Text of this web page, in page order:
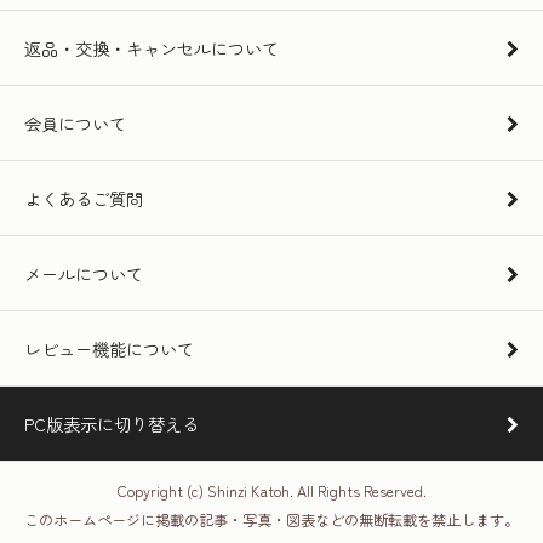
返品・交換・キャンセルについて
会員について
よくあるご質問
メールについて
レビュー機能について
PC版表示に切り替える
Copyright (c) Shinzi Katoh. All Rights Reserved.
このホームページに掲載の記事・写真・図表などの無断転載を禁止します。